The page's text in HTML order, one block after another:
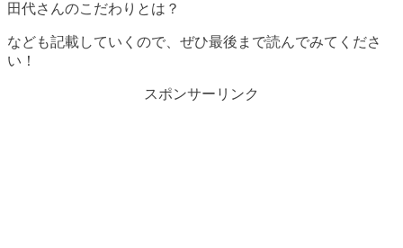
田代さんのこだわりとは？
なども記載していくので、ぜひ最後まで読んでみてくださ
い！
スポンサーリンク